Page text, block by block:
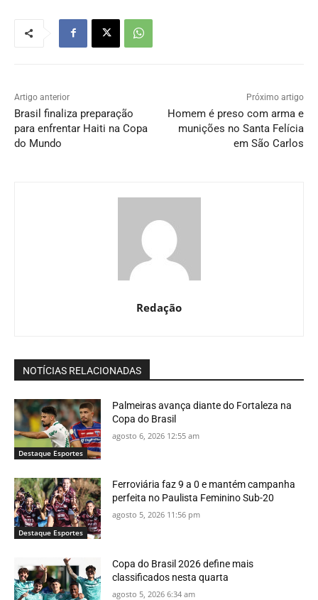
Artigo anterior
Brasil finaliza preparação
para enfrentar Haiti na Copa
do Mundo
Próximo artigo
Homem é preso com arma e
munições no Santa Felícia
em São Carlos
Redação
NOTÍCIAS RELACIONADAS
Destaque Esportes
Palmeiras avança diante do Fortaleza na
Copa do Brasil
agosto 6, 2026 12:55 am
Destaque Esportes
Ferroviária faz 9 a 0 e mantém campanha
perfeita no Paulista Feminino Sub-20
agosto 5, 2026 11:56 pm
Copa do Brasil 2026 define mais
classificados nesta quarta
agosto 5, 2026 6:34 am